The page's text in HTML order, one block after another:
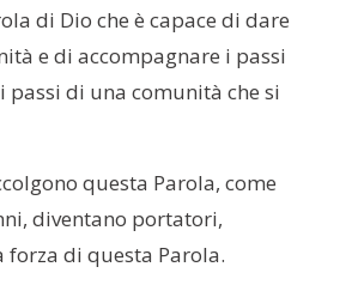
di Dio che è capace di dare
e di accompagnare i passi
passi di una comunità che si
questa Parola, come
diventano portatori,
di questa Parola.